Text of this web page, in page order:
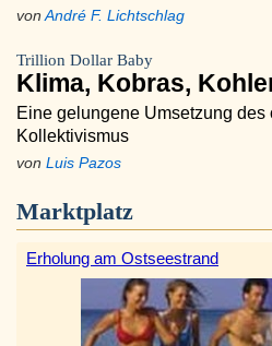
von André F. Lichtschlag
Trillion Dollar Baby
Klima, Kobras,
Eine gelungene Umsetzung des
Kollektivismus
von Luis Pazos
Marktplatz
Erholung am Ostseestrand